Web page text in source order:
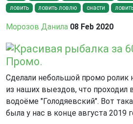
ловить
ловить ловлю снасти
Морозов Данила 08 Feb 2020
Красивая рыбалка за
Промо.
Сделали небольшой промо ролик
из наших выездов, что проходил
водоёме "Голодяевский". Вот
была у нас в конце августа 2019